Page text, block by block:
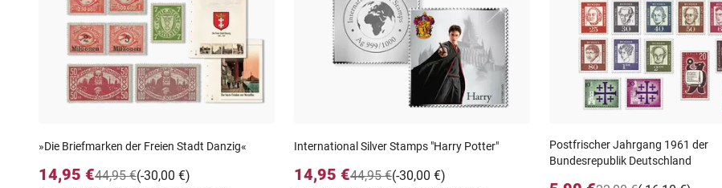
»Die Briefmarken der Freien Stadt Danzig«
14,95 € (-30,00 €)
44,95 €
International Silver Stamps "Harry Potter"
14,95 € (-30,00 €)
44,95 €
Postfrischer Jahrgang 1961 der
Bundesrepublik Deutschland